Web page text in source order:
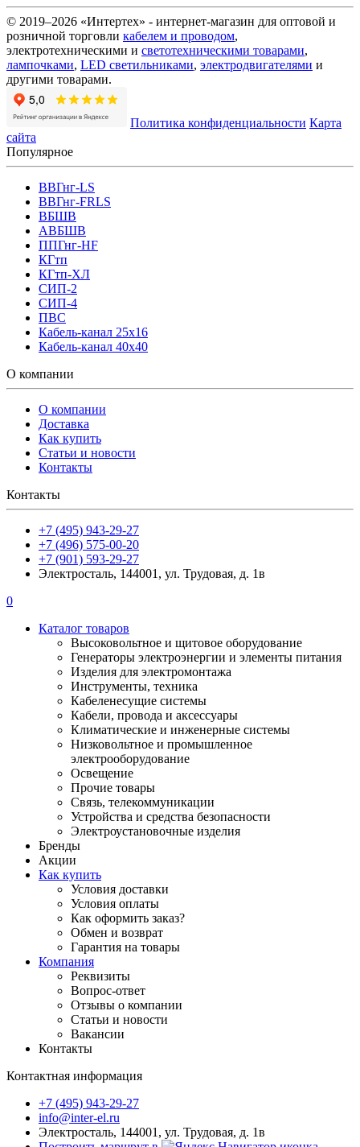
© 2019–2026 «Интертех» - интернет-магазин для оптовой и
розничной торговли кабелем и проводом,
электротехническими и светотехническими товарами,
лампочками, LED светильниками, электродвигателями и
другими товарами.
Политика конфиденциальности Карта
сайта
Популярное
ВВГнг-LS
ВВГнг-FRLS
ВБШВ
АВБШВ
ППГнг-HF
КГтп
КГтп-ХЛ
СИП-2
СИП-4
ПВС
Кабель-канал 25х16
Кабель-канал 40х40
О компании
О компании
Доставка
Как купить
Статьи и новости
Контакты
Контакты
+7 (495) 943-29-27
+7 (496) 575-00-20
+7 (901) 593-29-27
Электросталь, 144001, ул. Трудовая, д. 1в
0
Каталог товаров
Высоковольтное и щитовое оборудование
Генераторы электроэнергии и элементы питания
Изделия для электромонтажа
Инструменты, техника
Кабеленесущие системы
Кабели, провода и аксессуары
Климатические и инженерные системы
Низковольтное и промышленное
электрооборудование
Освещение
Прочие товары
Связь, телекоммуникации
Устройства и средства безопасности
Электроустановочные изделия
Бренды
Акции
Как купить
Условия доставки
Условия оплаты
Как оформить заказ?
Обмен и возврат
Гарантия на товары
Компания
Реквизиты
Вопрос-ответ
Отзывы о компании
Статьи и новости
Вакансии
Контакты
Контактная информация
+7 (495) 943-29-27
info@inter-el.ru
Электросталь, 144001, ул. Трудовая, д. 1в